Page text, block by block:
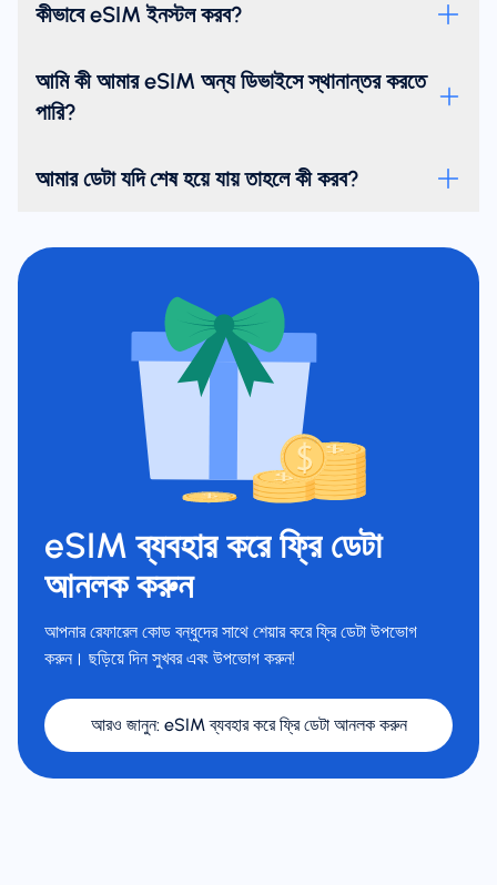
কীভাবে eSIM ইনস্টল করব?
আমি কী আমার eSIM অন্য ডিভাইসে স্থানান্তর করতে
পারি?
আমার ডেটা যদি শেষ হয়ে যায় তাহলে কী করব?
eSIM ব্যবহার করে ফ্রি ডেটা
আনলক করুন
আপনার রেফারেল কোড বন্ধুদের সাথে শেয়ার করে ফ্রি ডেটা উপভোগ
করুন। ছড়িয়ে দিন সুখবর এবং উপভোগ করুন!
আরও জানুন: eSIM ব্যবহার করে ফ্রি ডেটা আনলক করুন